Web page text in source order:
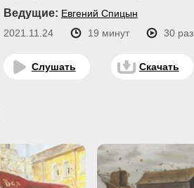
Ведущие: Евгений Спицын
2021.11.24
19 минут 30 раз
Слушать Скачать